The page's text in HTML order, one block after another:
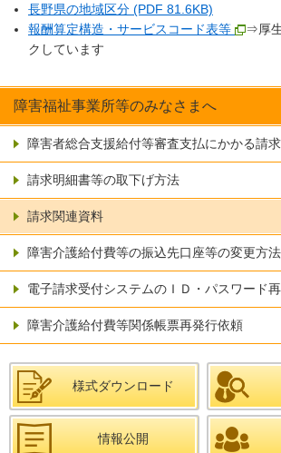
長野県の地域区分 (PDF 81.6KB)
報酬算定構造・サービスコード表等
⇒厚
クしています
障害福祉事業所等のみなさまへ
障害者総合支援給付等審査支払にかかる請
請求明細書等の取下げ方法
請求関連資料
障害介護給付費等の振込先口座等の変更方法
電子請求受付システムのＩＤ・パスワード
障害介護給付費等関係帳票再発行依頼
様式ダウンロード
情報公開